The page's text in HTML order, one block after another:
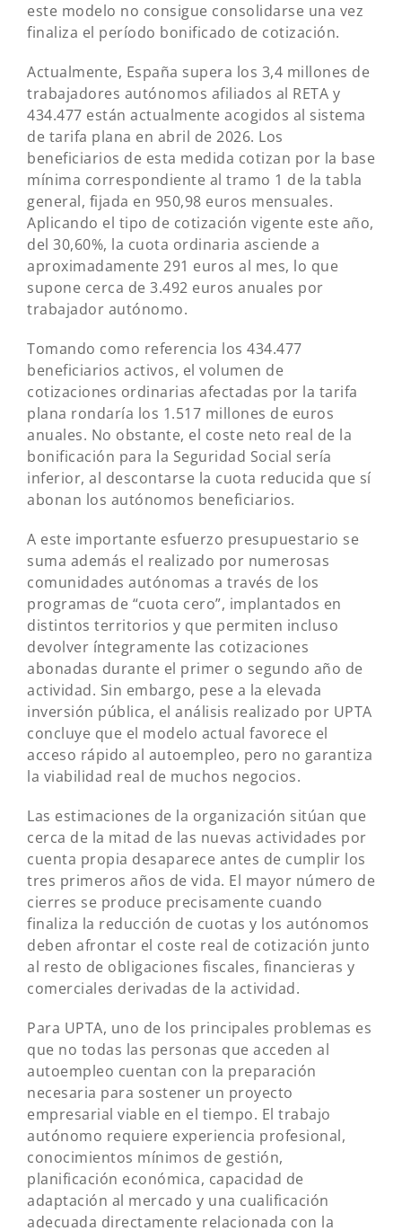
este modelo no consigue consolidarse una vez
finaliza el período bonificado de cotización.
Actualmente, España supera los 3,4 millones de
trabajadores autónomos afiliados al RETA y
434.477 están actualmente acogidos al sistema
de tarifa plana en abril de 2026. Los
beneficiarios de esta medida cotizan por la base
mínima correspondiente al tramo 1 de la tabla
general, fijada en 950,98 euros mensuales.
Aplicando el tipo de cotización vigente este año,
del 30,60%, la cuota ordinaria asciende a
aproximadamente 291 euros al mes, lo que
supone cerca de 3.492 euros anuales por
trabajador autónomo.
Tomando como referencia los 434.477
beneficiarios activos, el volumen de
cotizaciones ordinarias afectadas por la tarifa
plana rondaría los 1.517 millones de euros
anuales. No obstante, el coste neto real de la
bonificación para la Seguridad Social sería
inferior, al descontarse la cuota reducida que sí
abonan los autónomos beneficiarios.
A este importante esfuerzo presupuestario se
suma además el realizado por numerosas
comunidades autónomas a través de los
programas de “cuota cero”, implantados en
distintos territorios y que permiten incluso
devolver íntegramente las cotizaciones
abonadas durante el primer o segundo año de
actividad. Sin embargo, pese a la elevada
inversión pública, el análisis realizado por UPTA
concluye que el modelo actual favorece el
acceso rápido al autoempleo, pero no garantiza
la viabilidad real de muchos negocios.
Las estimaciones de la organización sitúan que
cerca de la mitad de las nuevas actividades por
cuenta propia desaparece antes de cumplir los
tres primeros años de vida. El mayor número de
cierres se produce precisamente cuando
finaliza la reducción de cuotas y los autónomos
deben afrontar el coste real de cotización junto
al resto de obligaciones fiscales, financieras y
comerciales derivadas de la actividad.
Para UPTA, uno de los principales problemas es
que no todas las personas que acceden al
autoempleo cuentan con la preparación
necesaria para sostener un proyecto
empresarial viable en el tiempo. El trabajo
autónomo requiere experiencia profesional,
conocimientos mínimos de gestión,
planificación económica, capacidad de
adaptación al mercado y una cualificación
adecuada directamente relacionada con la